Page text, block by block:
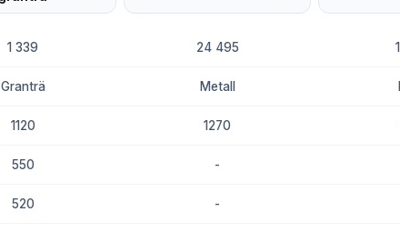
1 339 24 495
Granträ Metall
1120 1270
550 -
520 -